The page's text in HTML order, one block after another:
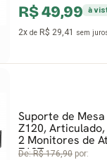
49,99 à vista no Pix
R$ 29,41sem juros no cartão
de Mesa Dr.
Articulado, Com
de Até 32
176,90por: